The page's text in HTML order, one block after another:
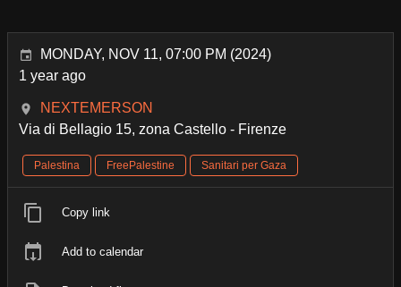
MONDAY, NOV 11, 07:00 PM (2024)
1 year ago
NEXTEMERSON
Via di Bellagio 15, zona Castello - Firenze
Palestina FreePalestine Sanitari per Gaza
Copy link
Add to calendar